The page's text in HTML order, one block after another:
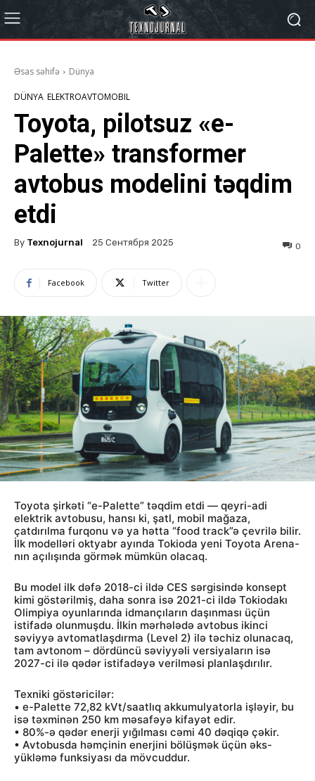
Əsas səhifə Dünya
DÜNYA ELEKTROAVTOMOBIL
Toyota, pilotsuz «e-
Palette» transformer
avtobus modelini təqdim
etdi
By Texnojurnal 25 Сентября 2025 0
Facebook Twitter
Toyota şirkəti “e-Palette” təqdim etdi — qeyri-adi
elektrik avtobusu, hansı ki, şatl, mobil mağaza,
çatdırılma furqonu və ya hətta “food track”ə çevrilə bilir.
İlk modelləri oktyabr ayında Tokioda yeni Toyota Arena-
nın açılışında görmək mümkün olacaq.
Bu model ilk dəfə 2018-ci ildə CES sərgisində konsept
kimi göstərilmiş, daha sonra isə 2021-ci ildə Tokiodakı
Olimpiya oyunlarında idmançıların daşınması üçün
istifadə olunmuşdu. İlkin mərhələdə avtobus ikinci
səviyyə avtomatlaşdırma (Level 2) ilə təchiz olunacaq,
tam avtonom – dördüncü səviyyəli versiyaların isə
2027-ci ilə qədər istifadəyə verilməsi planlaşdırılır.
Texniki göstəricilər:
• e-Palette 72,82 kVt/saatlıq akkumulyatorla işləyir, bu
isə təxminən 250 km məsafəyə kifayət edir.
• 80%-ə qədər enerji yığılması cəmi 40 dəqiqə çəkir.
• Avtobusda həmçinin enerjini bölüşmək üçün əks-
yükləmə funksiyası da mövcuddur.